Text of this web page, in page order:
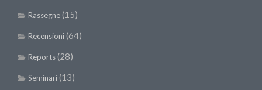
Rassegne(15)
Recensioni(64)
Reports(28)
Seminari(13)